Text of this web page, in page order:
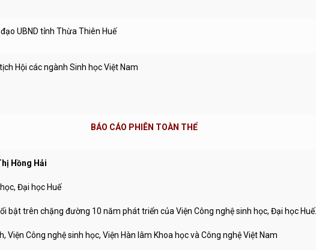
UBND tỉnh Thừa Thiên Huế
Hội các ngành Sinh học Việt Nam
BÁO CÁO PHIÊN TOÀN THỂ
Hồng Hải
Đại học Huế
trên chặng đường 10 năm phát triển của Viện Công nghệ sinh học, Đại học Huế.
Công nghệ sinh học, Viện Hàn lâm Khoa học và Công nghệ Việt Nam